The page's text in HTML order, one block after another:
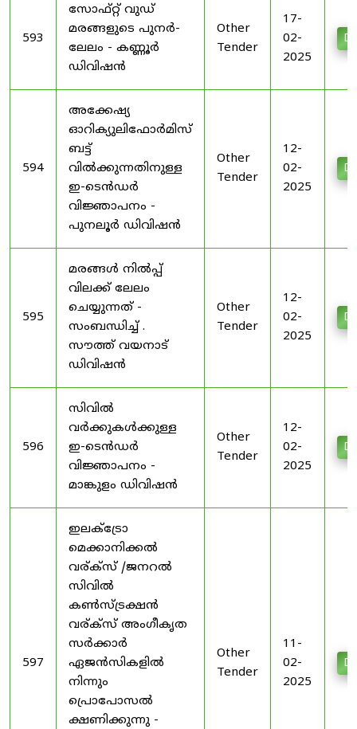
593
സോഫ്റ്റ് വുഡ്
മരങ്ങളുടെ പുനർ-
ലേലം - കണ്ണൂർ
ഡിവിഷൻ
Other
Tender
17-
02-
2025
594
അക്കേഷ്യ
ഓറിക്യുലിഫോർമിസ്
ബട്ട്
വിൽക്കുന്നതിനുള്ള
ഇ-ടെൻഡർ
വിജ്ഞാപനം -
പുനലൂർ ഡിവിഷൻ
Other
Tender
12-
02-
2025
595
മരങ്ങൾ നിൽപ്പ്
വിലക്ക് ലേലം
ചെയ്യുന്നത് -
സംബന്ധിച്ച് .
സൗത്ത് വയനാട്
ഡിവിഷൻ
Other
Tender
12-
02-
2025
596
സിവിൽ
വർക്കുകൾക്കുള്ള
ഇ-ടെൻഡർ
വിജ്ഞാപനം -
മാങ്കുളം ഡിവിഷൻ
Other
Tender
12-
02-
2025
597
ഇലക്ട്രോ
മെക്കാനിക്കൽ
വര്ക്സ് /ജനറൽ
സിവിൽ
കൺസ്ട്രക്ഷൻ
വര്ക്സ് അംഗീകൃത
സർക്കാർ
ഏജൻസികളിൽ
നിന്നും
പ്രൊപോസൽ
ക്ഷണിക്കുന്നു -
Other
Tender
11-
02-
2025